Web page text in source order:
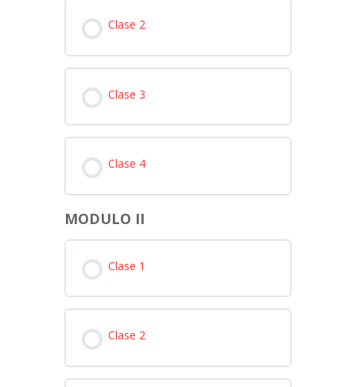
Clase 2
Clase 3
Clase 4
MODULO II
Clase 1
Clase 2